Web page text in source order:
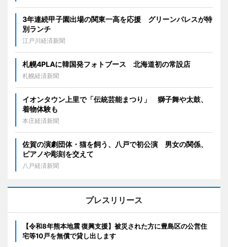
3年連続甲子園出場の関東一高を応援 グリーンパレスが特
別ランチ
江戸川経済新聞
札幌4PLAに韓国発フォトブース 北海道初の常設店
札幌経済新聞
イオンタウン上里で「伝統芸能まつり」 獅子舞や太鼓、
着物体験も
本庄経済新聞
佐賀の演劇団体・猫を飼う、八戸で初公演 男女の関係、
ピアノや彫刻を交えて
八戸経済新聞
プレスリリース
【令和8年熊本地震 復興支援】被災された方に豊島区の公営住
宅等10戸を無償で貸し出します